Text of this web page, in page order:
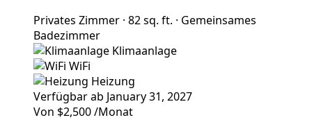
Privates Zimmer · 82 sq. ft. · Gemeinsames
Badezimmer
Klimaanlage
WiFi
Heizung
Verfügbar ab January 31, 2027
Von $2,500/Monat